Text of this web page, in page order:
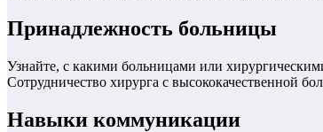
Принадлежность больницы
Узнайте, с какими больницами или
Сотрудничество хирурга с высококачественной
Навыки коммуникации